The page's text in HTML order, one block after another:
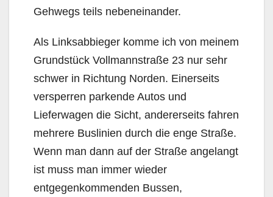
Gehwegs teils nebeneinander.
Als Linksabbieger komme ich von meinem
Grundstück Vollmannstraße 23 nur sehr
schwer in Richtung Norden. Einerseits
versperren parkende Autos und
Lieferwagen die Sicht, andererseits fahren
mehrere Buslinien durch die enge Straße.
Wenn man dann auf der Straße angelangt
ist muss man immer wieder
entgegenkommenden Bussen,